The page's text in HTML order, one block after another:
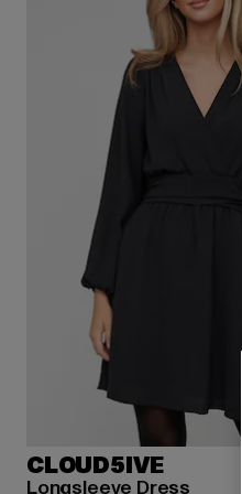
CLOUD5IVE
Longsleeve Dress